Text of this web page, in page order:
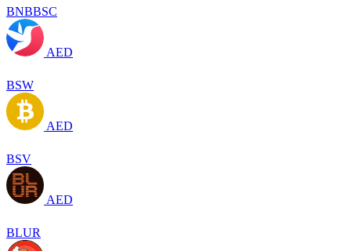
BNBBSC
AED
BSW
AED
BSV
AED
BLUR